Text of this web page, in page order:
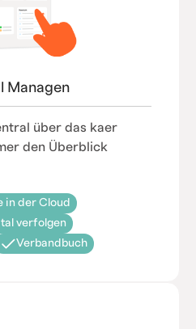
Managen
über das kaer
den Überblick
in der Cloud
verfolgen
Verbandbuch